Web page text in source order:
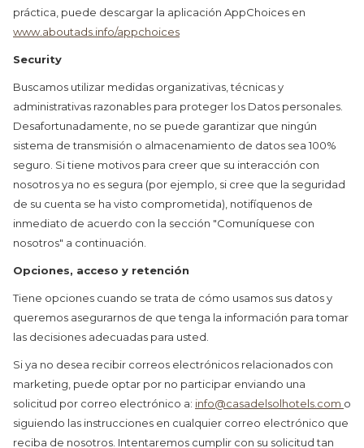
práctica, puede descargar la aplicación AppChoices en
www.aboutads.info/appchoices
Security
Buscamos utilizar medidas organizativas, técnicas y
administrativas razonables para proteger los Datos personales.
Desafortunadamente, no se puede garantizar que ningún
sistema de transmisión o almacenamiento de datos sea 100%
seguro. Si tiene motivos para creer que su interacción con
nosotros ya no es segura (por ejemplo, si cree que la seguridad
de su cuenta se ha visto comprometida), notifíquenos de
inmediato de acuerdo con la sección "Comuníquese con
nosotros" a continuación.
Opciones, acceso y retención
Tiene opciones cuando se trata de cómo usamos sus datos y
queremos asegurarnos de que tenga la información para tomar
las decisiones adecuadas para usted.
Si ya no desea recibir correos electrónicos relacionados con
marketing, puede optar por no participar enviando una
solicitud por correo electrónico a: info@casadelsolhotels.com o
siguiendo las instrucciones en cualquier correo electrónico que
reciba de nosotros. Intentaremos cumplir con su solicitud tan